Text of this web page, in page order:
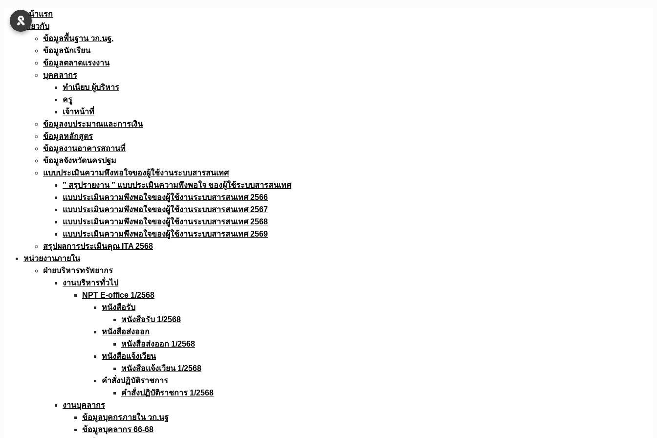
Skip
หน้าแรก
เกี่ยวกับ
ข้อมูลพื้นฐาน วก.นฐ.
ข้อมูลนักเรียน
ข้อมูลตลาดแรงงาน
บุคคลากร
ทำเนียบ ผู้บริหาร
ครู
เจ้าหน้าที่
ข้อมูลงบประมาณเเละการเงิน
ข้อมูลหลักสูตร
ข้อมูลงานอาคารสถานที่
ข้อมูลจังหวัดนครปฐม
แบบประเมินความพึงพอใจของผู้ใช้งานระบบสารสนเทศ
” สรุปรายงาน ” แบบประเมินความพึงพอใจ ของผู้ใช้ระบบสารสนเทศ
แบบประเมินความพึงพอใจของผู้ใช้งานระบบสารสนเทศ 2566
แบบประเมินความพึงพอใจของผู้ใช้งานระบบสารสนเทศ 2567
แบบประเมินความพึงพอใจของผู้ใช้งานระบบสารสนเทศ 2568
แบบประเมินความพึงพอใจของผู้ใช้งานระบบสารสนเทศ 2569
สรุปผลการประเมินคุณ ITA 2568
หน่วยงานภายใน
ฝ่ายบริหารทรัพยากร
งานบริหารทั่วไป
NPT E-office 1/2568
หนังสือรับ
หนังสือรับ 1/2568
หนังสือส่งออก
หนังสือส่งออก 1/2568
หนังสือแจ้งเวียน
หนังสือเเจ้งเวียน 1/2568
คำสั่งปฏิบัติราชการ
คำสั่งปฏิบัติราชการ 1/2568
งานบุคลากร
ข้อมูลบุคกรภายใน วก.นฐ
ข้อมูลบุคลากร 66-68